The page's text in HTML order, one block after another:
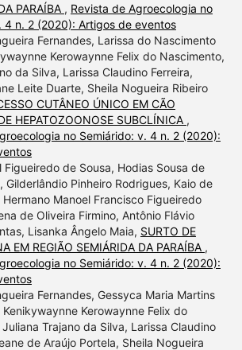
PARAÍBA , Revista de Agroecologia no
4 n. 2 (2020): Artigos de eventos
Fernandes, Larissa do Nascimento
Kerowaynne Felix do Nascimento,
da Silva, Larissa Claudino Ferreira,
Leite Duarte, Sheila Nogueira Ribeiro
CUTÂNEO ÚNICO EM CÃO
HEPATOZOONOSE SUBCLÍNICA ,
no Semiárido: v. 4 n. 2 (2020):
Figueiredo de Sousa, Hodias Sousa de
Gilderlândio Pinheiro Rodrigues, Kaio de
Manoel Francisco Figueiredo
de Oliveira Firmino, Antônio Flávio
Lisanka Ângelo Maia, SURTO DE
EM REGIÃO SEMIÁRIDA DA PARAÍBA ,
no Semiárido: v. 4 n. 2 (2020):
Fernandes, Gessyca Maria Martins
Kerowaynne Felix do
Trajano da Silva, Larissa Claudino
de Araújo Portela, Sheila Nogueira